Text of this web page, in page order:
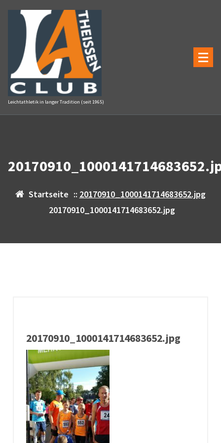
Inhalt
springen
Leichtathletik in langer Tradition (seit 1965)
Startseite :: 20170910_1000141714683652.jpg
20170910_1000141714683652.jpg
20170910_1000141714683652.jpg